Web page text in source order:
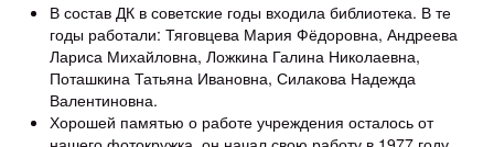
В состав ДК в советские годы входила библиотека. В те
годы работали: Тяговцева Мария Фёдоровна, Андреева
Лариса Михайловна, Ложкина Галина Николаевна,
Поташкина Татьяна Ивановна, Силакова Надежда
Валентиновна.
Хорошей памятью о работе учреждения осталось от